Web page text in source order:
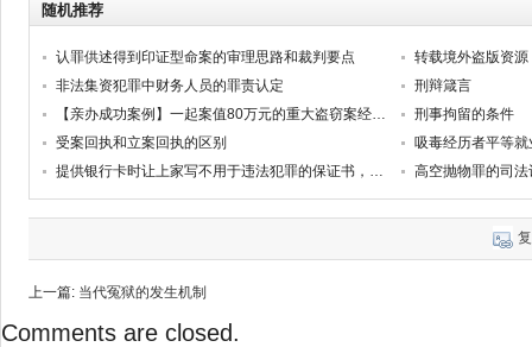
随机推荐
认罪供述得到印证型命案的审理思路和裁判要点
非法集资犯罪中财务人员的罪责认定
刑辩箴言
【亲办成功案例】一起案值80万元的重大盗窃案经辩护判处缓刑
刑事拘留的条件
受案回执和立案回执的区别
吸毒经历者平等
提供银行卡时让上家写不用于违法犯罪的保证书，法院：该行为证实已经预见上家可能用其提供的银行卡从事违法犯罪活动！
高空抛物罪的司法
上一篇: 当代冤狱的发生机制
Comments are closed.